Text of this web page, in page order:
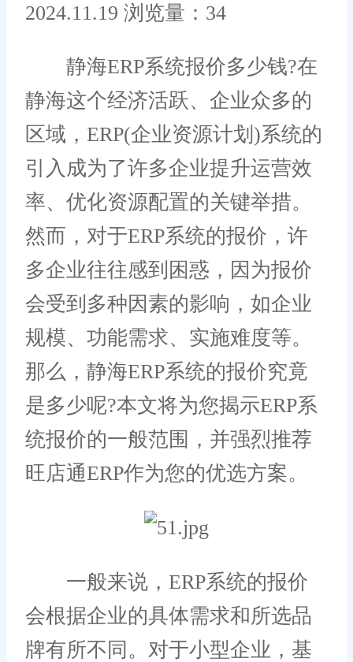
2024.11.19 浏览量：34
静海ERP系统报价多少钱?在
静海这个经济活跃、企业众多的
区域，ERP(企业资源计划)系统的
引入成为了许多企业提升运营效
率、优化资源配置的关键举措。
然而，对于ERP系统的报价，许
多企业往往感到困惑，因为报价
会受到多种因素的影响，如企业
规模、功能需求、实施难度等。
那么，静海ERP系统的报价究竟
是多少呢?本文将为您揭示ERP系
统报价的一般范围，并强烈推荐
旺店通ERP作为您的优选方案。
一般来说，ERP系统的报价
会根据企业的具体需求和所选品
牌有所不同。对于小型企业，基